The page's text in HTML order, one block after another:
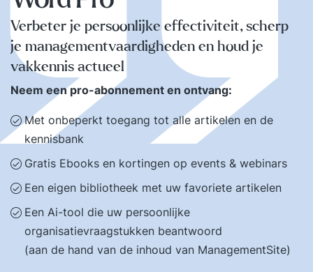
Verbeter je persoonlijke effectiviteit, scherp
je managementvaardigheden en houd je
vakkennis actueel
Neem een pro-abonnement en ontvang:
Met onbeperkt toegang tot alle artikelen en de
kennisbank
Gratis Ebooks en kortingen op events & webinars
Een eigen bibliotheek met uw favoriete artikelen
Een Ai-tool die uw persoonlijke
organisatievraagstukken beantwoord
(aan de hand van de inhoud van ManagementSite)